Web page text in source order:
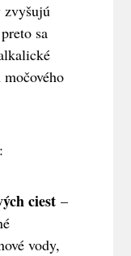
zvyšujú
sa
ciest –
vody,